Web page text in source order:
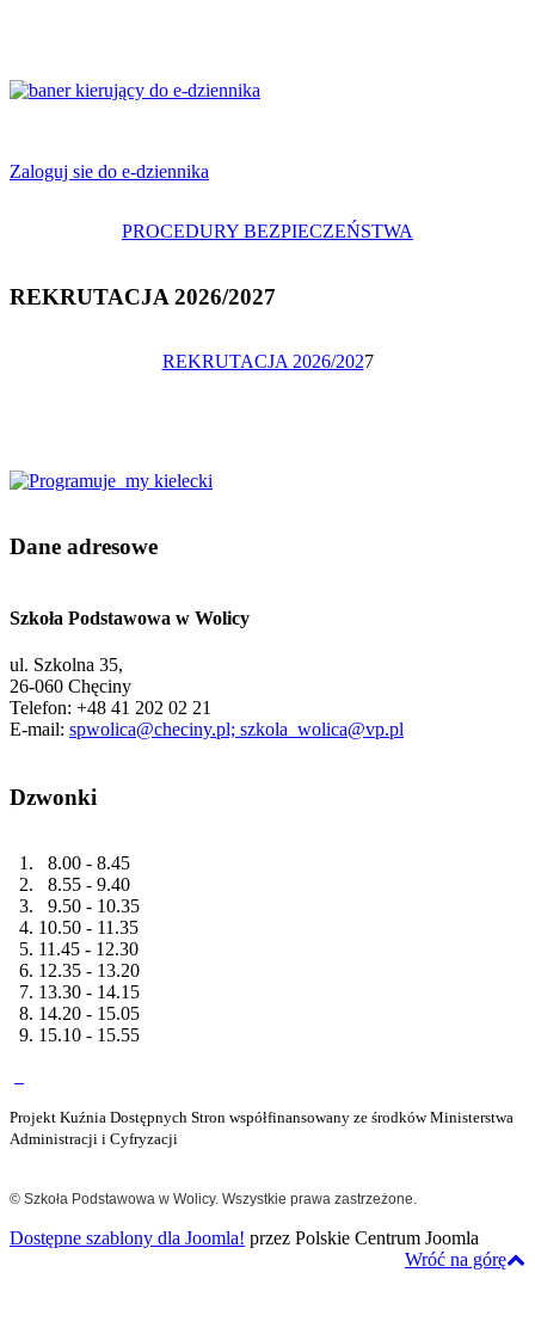
Zaloguj sie do e-dziennika
PROCEDURY BEZPIECZEŃSTWA
REKRUTACJA 2026/2027
REKRUTACJA 2026/2027
Dane adresowe
Szkoła Podstawowa w Wolicy
ul. Szkolna 35,
26-060 Chęciny
Telefon: +48 41 202 02 21
E-mail: spwolica@checiny.pl; szkola_wolica@vp.pl
Dzwonki
1. 8.00 - 8.45
2. 8.55 - 9.40
3. 9.50 - 10.35
4. 10.50 - 11.35
5. 11.45 - 12.30
6. 12.35 - 13.20
7. 13.30 - 14.15
8. 14.20 - 15.05
9. 15.10 - 15.55
Projekt Kuźnia Dostępnych Stron współfinansowany ze środków Ministerstwa
Administracji i Cyfryzacji
© Szkoła Podstawowa w Wolicy. Wszystkie prawa zastrzeżone.
Dostępne szablony dla Joomla! przez Polskie Centrum Joomla
Wróć na górę